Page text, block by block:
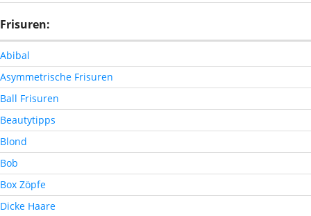
Frisuren:
Abibal
Asymmetrische Frisuren
Ball Frisuren
Beautytipps
Blond
Bob
Box Zöpfe
Dicke Haare